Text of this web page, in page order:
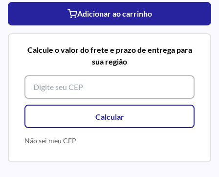
Adicionar ao carrinho
Calcule o valor do frete e prazo de entrega para
sua região
Calcular
Não sei meu CEP